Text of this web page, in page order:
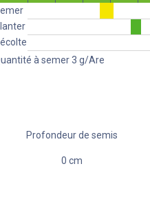
à semer 3 g/Are
Profondeur de semis
0 cm